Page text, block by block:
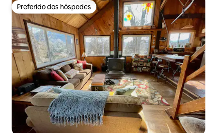
Preferido dos hóspedes
Preferido dos hóspedes